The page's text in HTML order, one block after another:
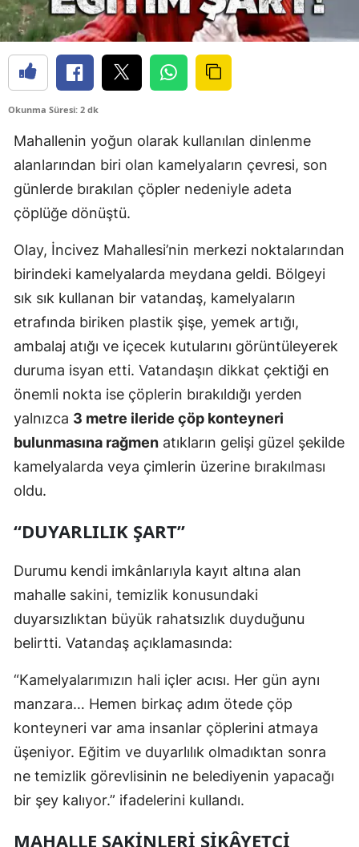
Okunma Süresi: 2 dk
Mahallenin yoğun olarak kullanılan dinlenme
alanlarından biri olan kamelyaların çevresi, son
günlerde bırakılan çöpler nedeniyle adeta
çöplüğe dönüştü.
Olay, İncivez Mahallesi’nin merkezi noktalarından
birindeki kamelyalarda meydana geldi. Bölgeyi
sık sık kullanan bir vatandaş, kamelyaların
etrafında biriken plastik şişe, yemek artığı,
ambalaj atığı ve içecek kutularını görüntüleyerek
duruma isyan etti. Vatandaşın dikkat çektiği en
önemli nokta ise çöplerin bırakıldığı yerden
yalnızca 3 metre ileride çöp konteyneri
bulunmasına rağmen atıkların gelişi güzel şekilde
kamelyalarda veya çimlerin üzerine bırakılması
oldu.
“DUYARLILIK ŞART”
Durumu kendi imkânlarıyla kayıt altına alan
mahalle sakini, temizlik konusundaki
duyarsızlıktan büyük rahatsızlık duyduğunu
belirtti. Vatandaş açıklamasında:
“Kamelyalarımızın hali içler acısı. Her gün aynı
manzara… Hemen birkaç adım ötede çöp
konteyneri var ama insanlar çöplerini atmaya
üşeniyor. Eğitim ve duyarlılık olmadıktan sonra
ne temizlik görevlisinin ne belediyenin yapacağı
bir şey kalıyor.” ifadelerini kullandı.
MAHALLE SAKİNLERİ ŞİKÂYETÇİ